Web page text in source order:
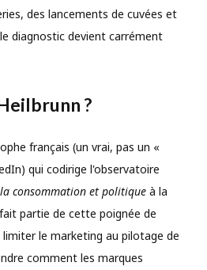
des lancements de cuvées et
diagnostic devient carrément
?
français (un vrai, pas un «
qui codirige l'observatoire
consommation et politique à la
partie de cette poignée de
le marketing au pilotage de
comment les marques